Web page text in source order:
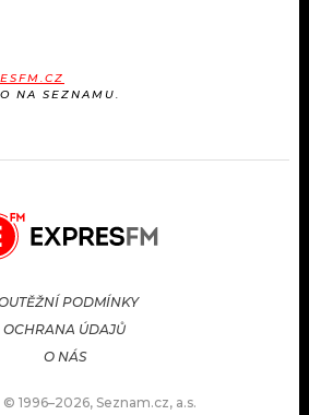
NA SEZNAMU.
PODMÍNKY
OCHRANA ÚDAJŮ
O NÁS
1996–2026, Seznam.cz, a.s.